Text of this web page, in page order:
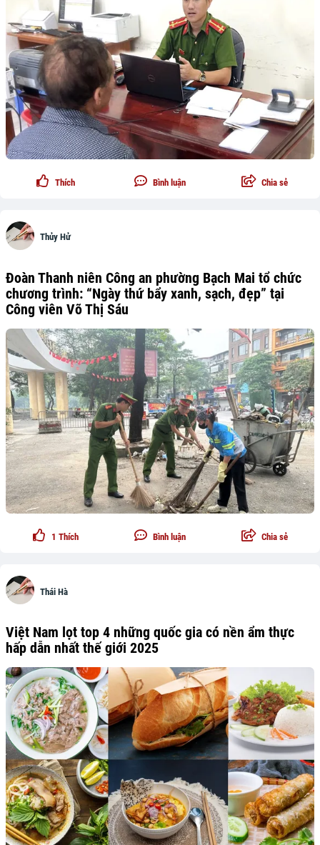
Thích Bình luận Chia sẻ
Thủy Hử
Đoàn Thanh niên Công an phường Bạch Mai tổ chức
chương trình: “Ngày thứ bẩy xanh, sạch, đẹp” tại
Công viên Võ Thị Sáu
1 Thích Bình luận Chia sẻ
Thái Hà
Việt Nam lọt top 4 những quốc gia có nền ẩm thực
hấp dẫn nhất thế giới 2025